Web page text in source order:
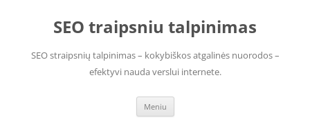
SEO traipsniu talpinimas
SEO straipsnių talpinimas – kokybiškos atgalinės nuorodos –
efektyvi nauda verslui internete.
Meniu